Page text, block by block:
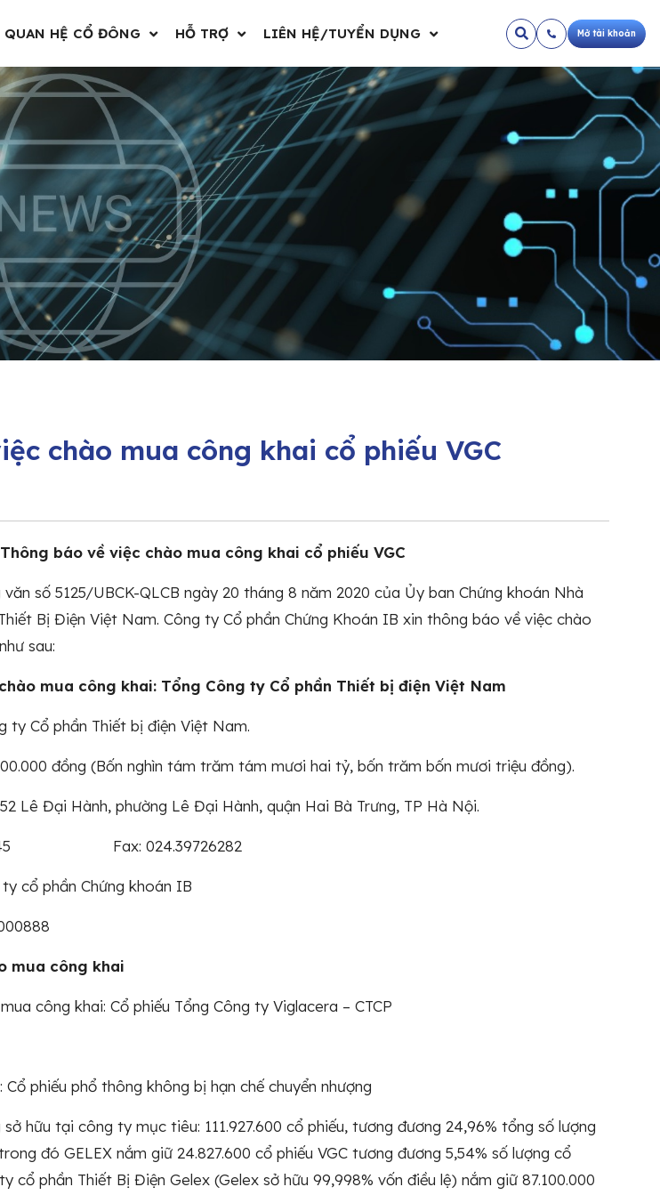
QUAN HỆ CỔ ĐÔNG HỖ TRỢ LIÊN HỆ/TUYỂN DỤNG Mở tài khoản
chào mua công khai cổ phiếu VGC
Thông báo về việc chào mua công khai cổ phiếu VGC
số 5125/UBCK-QLCB ngày 20 tháng 8 năm 2020 của Ủy ban Chứng khoán Nhà
Bị Điện Việt Nam. Công ty Cổ phần Chứng Khoán IB xin thông báo về việc chào
sau:
mua công khai: Tổng Công ty Cổ phần Thiết bị điện Việt Nam
Cổ phần Thiết bị điện Việt Nam.
đồng (Bốn nghìn tám trăm tám mươi hai tỷ, bốn trăm bốn mươi triệu đồng).
Đại Hành, phường Lê Đại Hành, quận Hai Bà Trưng, TP Hà Nội.
Fax: 024.39726282
cổ phần Chứng khoán IB
công khai
công khai: Cổ phiếu Tổng Công ty Viglacera – CTCP
phiếu phổ thông không bị hạn chế chuyển nhượng
tại công ty mục tiêu: 111.927.600 cổ phiếu, tương đương 24,96% tổng số lượng
đó GELEX nắm giữ 24.827.600 cổ phiếu VGC tương đương 5,54% số lượng cổ
cổ phần Thiết Bị Điện Gelex (Gelex sở hữu 99,998% vốn điều lệ) nắm giữ 87.100.000